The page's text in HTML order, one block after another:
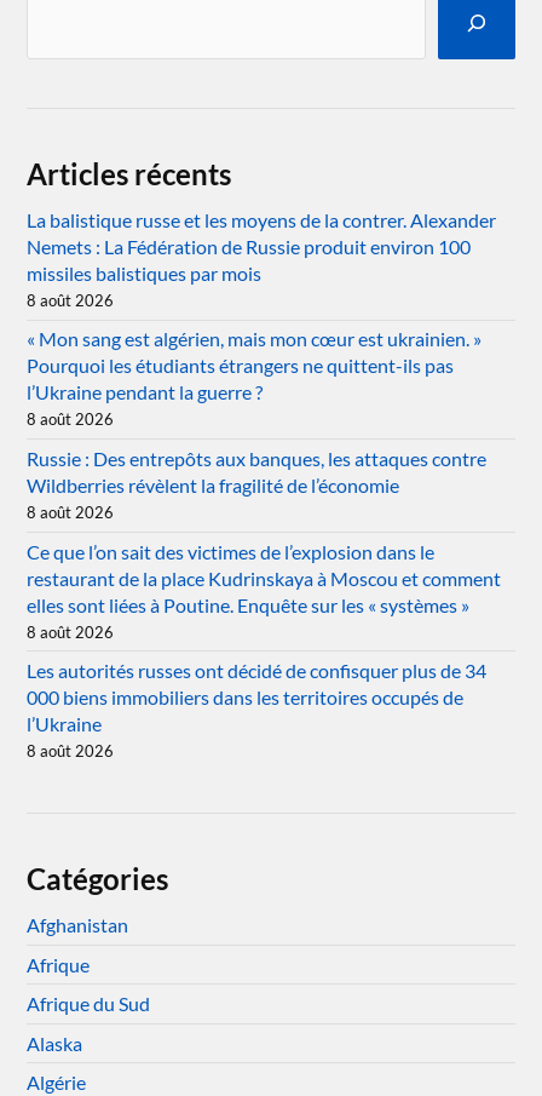
Articles récents
La balistique russe et les moyens de la contrer. Alexander
Nemets : La Fédération de Russie produit environ 100
missiles balistiques par mois
8 août 2026
« Mon sang est algérien, mais mon cœur est ukrainien. »
Pourquoi les étudiants étrangers ne quittent-ils pas
l’Ukraine pendant la guerre ?
8 août 2026
Russie : Des entrepôts aux banques, les attaques contre
Wildberries révèlent la fragilité de l’économie
8 août 2026
Ce que l’on sait des victimes de l’explosion dans le
restaurant de la place Kudrinskaya à Moscou et comment
elles sont liées à Poutine. Enquête sur les « systèmes »
8 août 2026
Les autorités russes ont décidé de confisquer plus de 34
000 biens immobiliers dans les territoires occupés de
l’Ukraine
8 août 2026
Catégories
Afghanistan
Afrique
Afrique du Sud
Alaska
Algérie